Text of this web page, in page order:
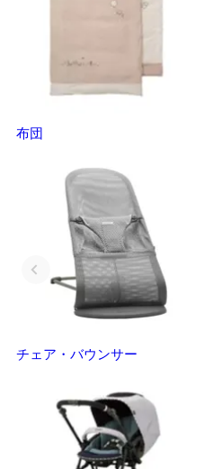
布団
チェア・バウンサー